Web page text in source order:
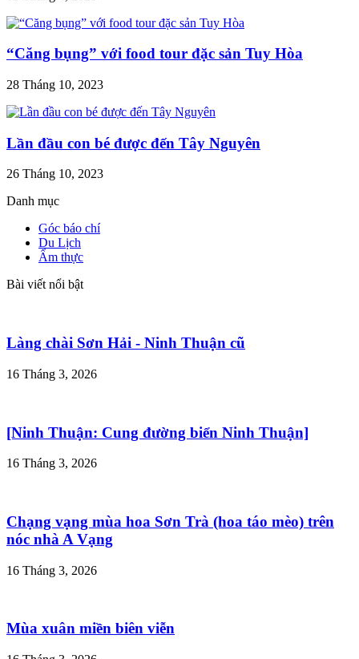
“Căng bụng” với food tour đặc sản Tuy Hòa
28 Tháng 10, 2023
Lần đầu con bé được đến Tây Nguyên
26 Tháng 10, 2023
Danh mục
Góc báo chí
Du Lịch
Ẩm thực
Bài viết nổi bật
Làng chài Sơn Hải - Ninh Thuận cũ
16 Tháng 3, 2026
[Ninh Thuận: Cung đường biển Ninh Thuận]
16 Tháng 3, 2026
Chạng vạng mùa hoa Sơn Trà (hoa táo mèo) trên
nóc nhà A Vạng
16 Tháng 3, 2026
Mùa xuân miền biên viễn